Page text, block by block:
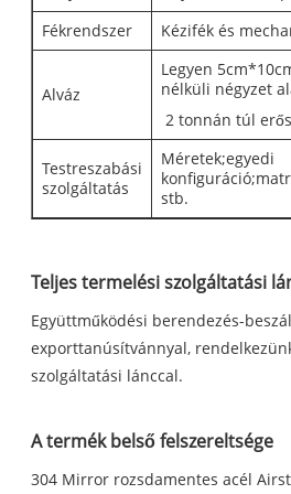
Fékrendszer
Kézifék és
Alváz
Legyen
nélküli négyzet
2 tonnán túl
Testreszabási
szolgáltatás
Méretek;egyedi
stb.
Teljes termelési szolgáltatási
Együttműködési berendezés-
exporttanúsítvánnyal,
szolgáltatási lánccal.
A termék belső felszereltsége
304 Mirror rozsdamentes acél